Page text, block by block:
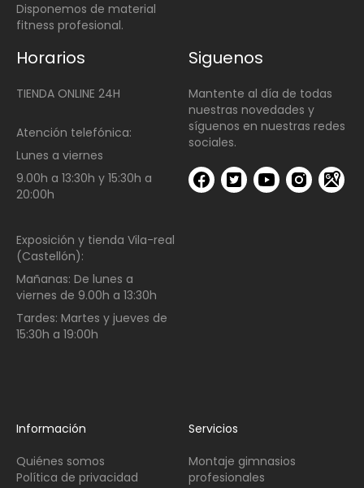
Disponemos de material
fitness profesional.
Horarios
TIENDA ONLINE 24H
Atención telefónica:
Lunes a viernes
9.00h a 13:30h y 15:30h a
20:00h
Exposición y tienda Vila-real
(Castellón):
Mañanas: De lunes a
viernes de 9.00h a 13:30h
Tardes: Martes y jueves de
15:30h a 19:00h
Siguenos
Mantente al día de todas
nuestras novedades y
síguenos en nuestras redes
sociales.
Información
Quiénes somos
Política de privacidad
Servicios
Montaje gimnasios
profesionales